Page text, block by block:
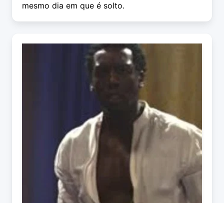
mesmo dia em que é solto.